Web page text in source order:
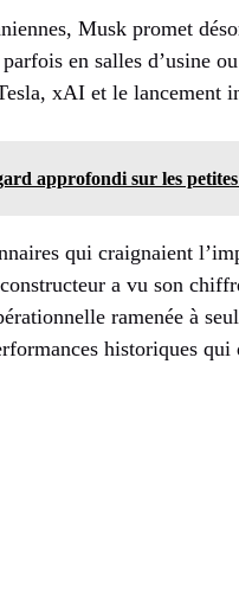
Musk promet
en salles d’usine
xAI et le lancement
approfondi sur les
qui craignaient
a vu son
ramenée à
historiques qui